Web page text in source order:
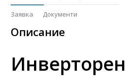
Заявка Документи
Описание
Инверторен